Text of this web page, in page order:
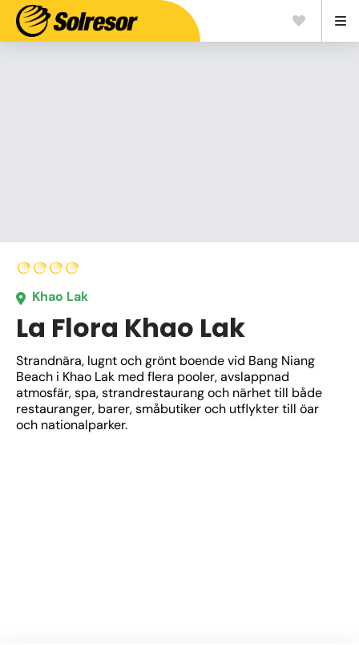
Khao Lak
La Flora Khao Lak
Strandnära, lugnt och grönt boende vid Bang Niang
Beach i Khao Lak med flera pooler, avslappnad
atmosfär, spa, strandrestaurang och närhet till både
restauranger, barer, småbutiker och utflykter till öar
och nationalparker.